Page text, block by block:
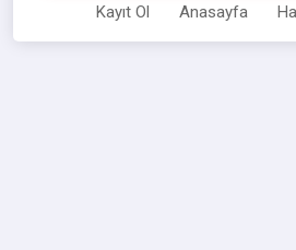
Kayıt Ol Anasayfa